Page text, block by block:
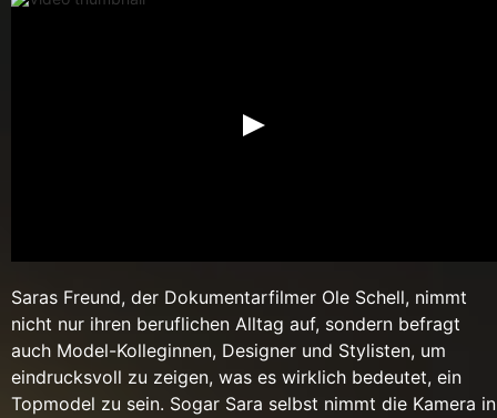
Saras Freund, der Dokumentarfilmer Ole Schell, nimmt
nicht nur ihren beruflichen Alltag auf, sondern befragt
auch Model-Kolleginnen, Designer und Stylisten, um
eindrucksvoll zu zeigen, was es wirklich bedeutet, ein
Topmodel zu sein. Sogar Sara selbst nimmt die Kamera in